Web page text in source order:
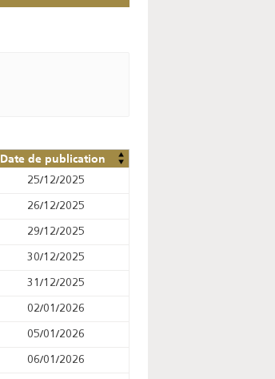
Date de publication
25/12/2025
26/12/2025
29/12/2025
30/12/2025
31/12/2025
02/01/2026
05/01/2026
06/01/2026